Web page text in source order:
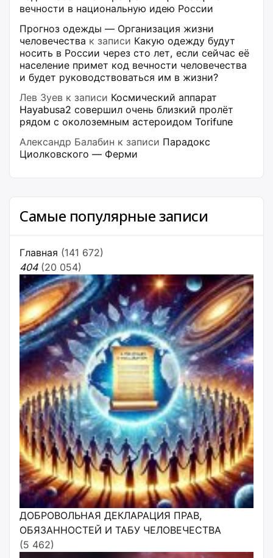
вечности в национальную идею России
Прогноз одежды — Организация жизни
человечества к записи Какую одежду будут
носить в России через сто лет, если сейчас её
население примет код вечности человечества
и будет руководствоваться им в жизни?
Лев Зуев к записи Космический аппарат
Hayabusa2 совершил очень близкий пролёт
рядом с околоземным астероидом Torifune
Александр Балабин к записи Парадокс
Циолковского — Ферми
Самые популярные записи
Главная (141 672)
404 (20 054)
ДОБРОВОЛЬНАЯ ДЕКЛАРАЦИЯ ПРАВ,
ОБЯЗАННОСТЕЙ И ТАБУ ЧЕЛОВЕЧЕСТВА
(5 462)